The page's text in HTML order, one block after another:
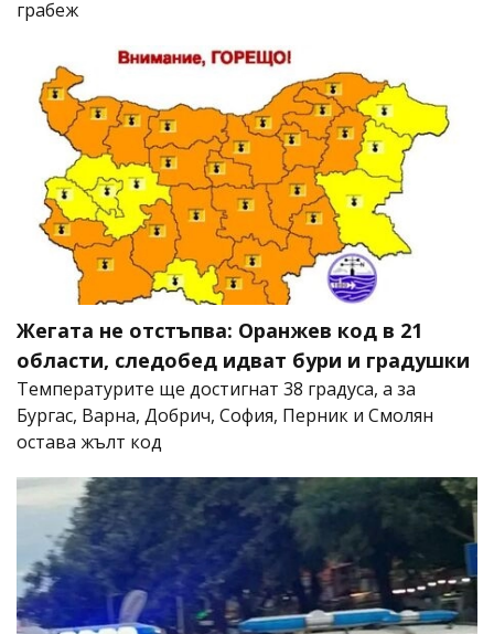
грабеж
Жегата не отстъпва: Оранжев код в 21
области, следобед идват бури и градушки
Температурите ще достигнат 38 градуса, а за
Бургас, Варна, Добрич, София, Перник и Смолян
остава жълт код